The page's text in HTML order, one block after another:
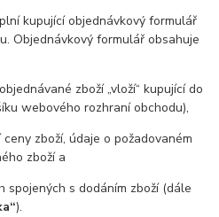
kupující objednávkový formulář
Objednávkový formulář obsahuje
zboží „vloží“ kupující do
webového rozhraní obchodu),
zboží, údaje o požadovaném
zboží a
s dodáním zboží (dále
).